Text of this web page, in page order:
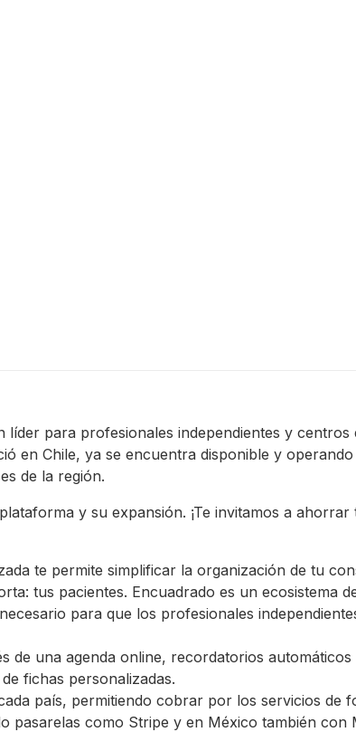
líder para profesionales independientes y centros
en Chile, ya se encuentra disponible y operando
de la región.
y su expansión. ¡Te invitamos a ahorrar
te permite simplificar la organización de tu
tus pacientes. Encuadrado es un ecosistema
para que los profesionales
de una agenda online, recordatorios
fichas personalizadas.
país, permitiendo cobrar por los servicios de
pasarelas como Stripe y en México también con